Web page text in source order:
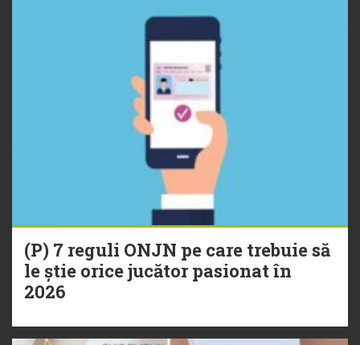
(P) 7 reguli ONJN pe care trebuie să
le știe orice jucător pasionat în
2026